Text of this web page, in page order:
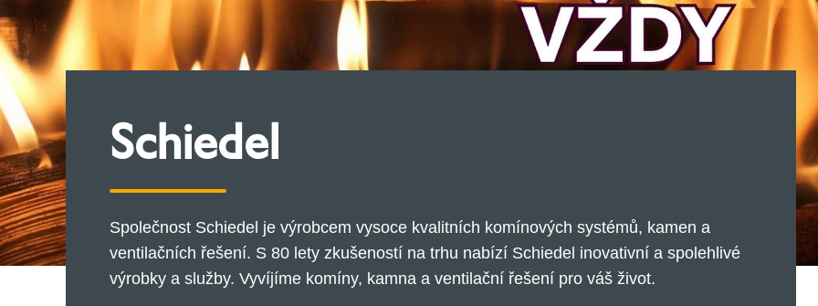
Schiedel
Společnost Schiedel je výrobcem vysoce kvalitních komínových systémů, kamen a
ventilačních řešení. S 80 lety zkušeností na trhu nabízí Schiedel inovativní a spolehlivé
výrobky a služby. Vyvíjíme komíny, kamna a ventilační řešení pro váš život.